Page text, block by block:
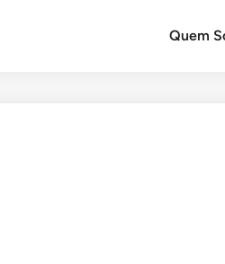
Quem